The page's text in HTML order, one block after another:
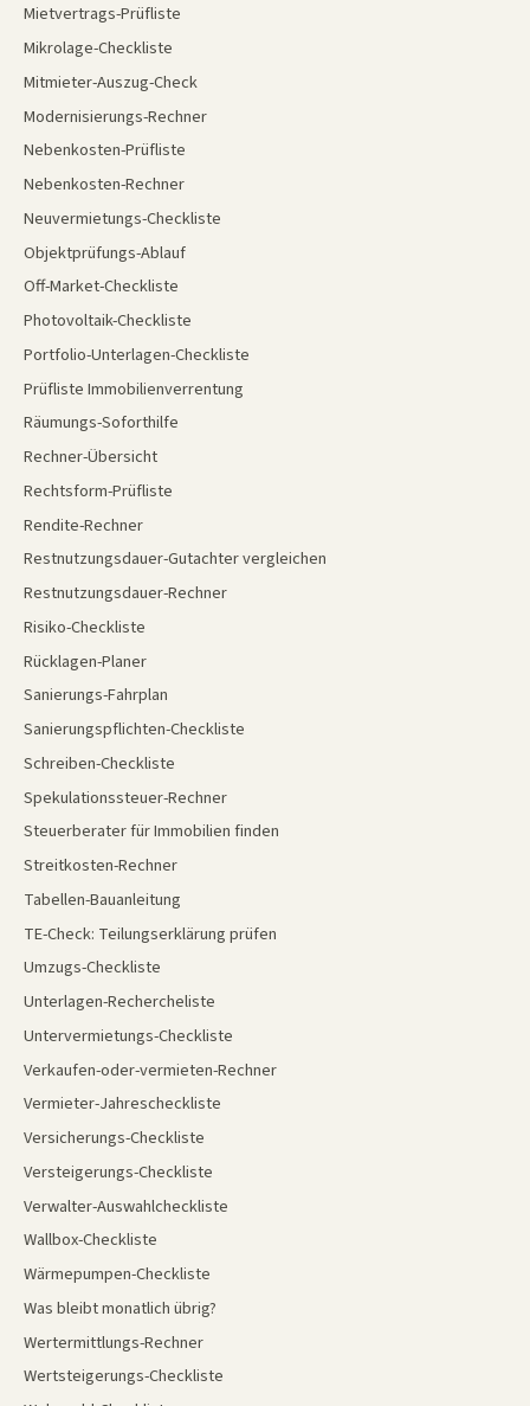
Mietvertrags-Prüfliste
Mikrolage-Checkliste
Mitmieter-Auszug-Check
Modernisierungs-Rechner
Nebenkosten-Prüfliste
Nebenkosten-Rechner
Neuvermietungs-Checkliste
Objektprüfungs-Ablauf
Off-Market-Checkliste
Photovoltaik-Checkliste
Portfolio-Unterlagen-Checkliste
Prüfliste Immobilienverrentung
Räumungs-Soforthilfe
Rechner-Übersicht
Rechtsform-Prüfliste
Rendite-Rechner
Restnutzungsdauer-Gutachter vergleichen
Restnutzungsdauer-Rechner
Risiko-Checkliste
Rücklagen-Planer
Sanierungs-Fahrplan
Sanierungspflichten-Checkliste
Schreiben-Checkliste
Spekulationssteuer-Rechner
Steuerberater für Immobilien finden
Streitkosten-Rechner
Tabellen-Bauanleitung
TE-Check: Teilungserklärung prüfen
Umzugs-Checkliste
Unterlagen-Rechercheliste
Untervermietungs-Checkliste
Verkaufen-oder-vermieten-Rechner
Vermieter-Jahrescheckliste
Versicherungs-Checkliste
Versteigerungs-Checkliste
Verwalter-Auswahlcheckliste
Wallbox-Checkliste
Wärmepumpen-Checkliste
Was bleibt monatlich übrig?
Wertermittlungs-Rechner
Wertsteigerungs-Checkliste